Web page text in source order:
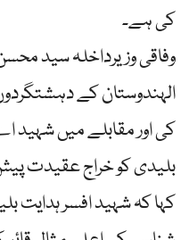
کی ہے۔
وفاقی وزیرداخلہ سید
الہندوستان کے
کی اور مقابلے میں شہید
بلیدی کو خراج عقیدت
کہا کہ شہید افسر